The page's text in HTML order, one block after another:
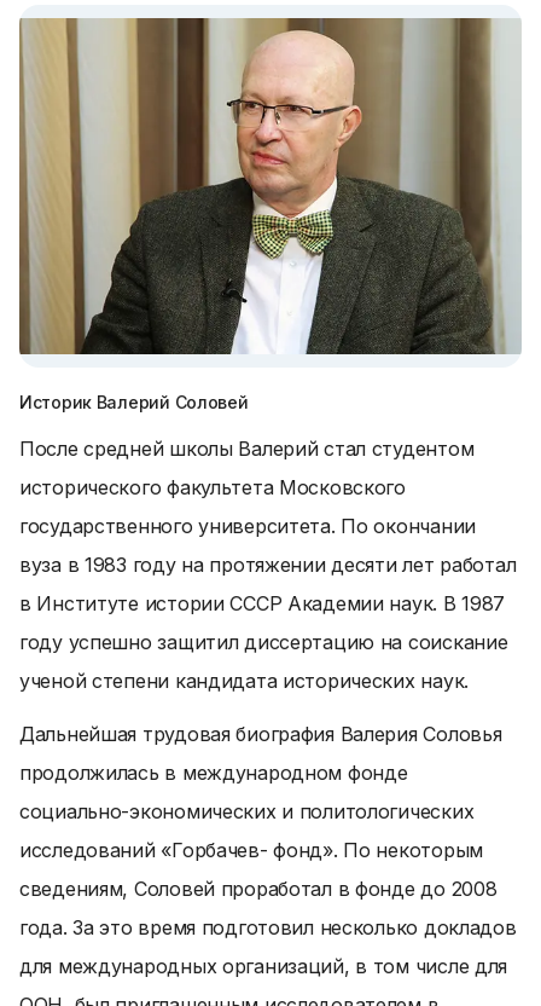
Историк Валерий Соловей
После средней школы Валерий стал студентом
исторического факультета Московского
государственного университета. По окончании
вуза в 1983 году на протяжении десяти лет работал
в Институте истории СССР Академии наук. В 1987
году успешно защитил диссертацию на соискание
ученой степени кандидата исторических наук.
Дальнейшая трудовая биография Валерия Соловья
продолжилась в международном фонде
социально-экономических и политологических
исследований «Горбачев- фонд». По некоторым
сведениям, Соловей проработал в фонде до 2008
года. За это время подготовил несколько докладов
для международных организаций, в том числе для